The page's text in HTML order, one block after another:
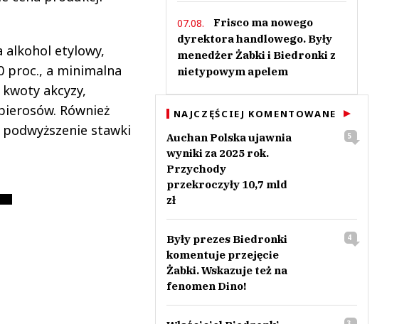
alkohol etylowy,
proc., a minimalna
akcyzy,
Również
stawki
07.08.
Frisco ma nowego
dyrektora handlowego. Były
menedżer Żabki i Biedronki z
nietypowym apelem
NAJCZĘŚCIEJ KOMENTOWANE
Auchan Polska ujawnia
wyniki za 2025 rok.
Przychody
przekroczyły 10,7 mld
zł
5
Były prezes Biedronki
komentuje przejęcie
Żabki. Wskazuje też na
fenomen Dino!
4